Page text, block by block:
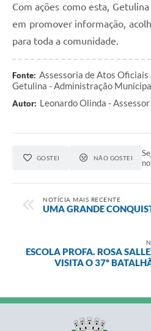
Com ações como esta,
em promover informação,
para toda a comunidade.
Fonte: Assessoria de Atos
Getulina - Administração
Autor: Leonardo Olinda -
GOSTEI NÃO GOSTEI
NOTÍCIA MAIS RECENTE
UMA GRANDE
ESCOLA PROFA. ROSA
VISITA O 37º